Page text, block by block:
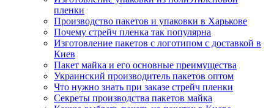
пленки
Производство пакетов и упаковки в Харькове
Почему стрейч пленка так популярна
Изготовление пакетов с логотипом с доставкой в
Киев
Пакет майка и его основные преимущества
Украинский производитель пакетов оптом
Что нужно знать при заказе стрейч пленки
Секреты производства пакетов майка